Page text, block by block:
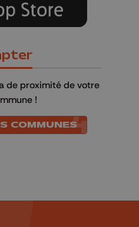
de proximité de votre
!
COMMUNES